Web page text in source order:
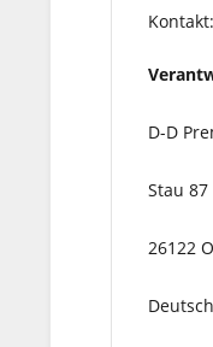
D-D
Stau 87
26122